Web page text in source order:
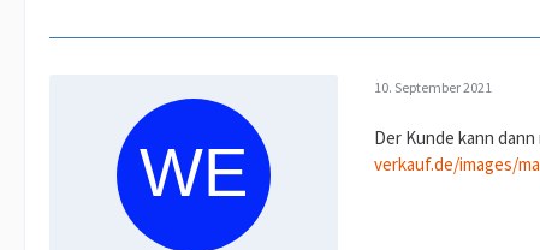
10. September 2021
Der Kunde kann
verkauf.de/images/